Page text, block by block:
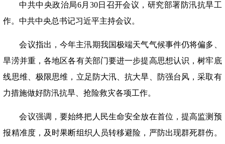
中共中央政治局6月30日召开会议，研究部署防汛抗旱工
作。中共中央总书记习近平主持会议。
会议指出，今年主汛期我国极端天气气候事件仍将偏多、
旱涝并重，各地区各有关部门要进一步提高思想认识，树牢底
线思维、极限思维，立足防大汛、抗大旱、防强台风，采取有
力措施做好防汛抗旱、抢险救灾各项工作。
会议强调，要始终把人民生命安全放在首位，提高监测预
报精准度，及时果断组织人员转移避险，严防出现群死群伤。